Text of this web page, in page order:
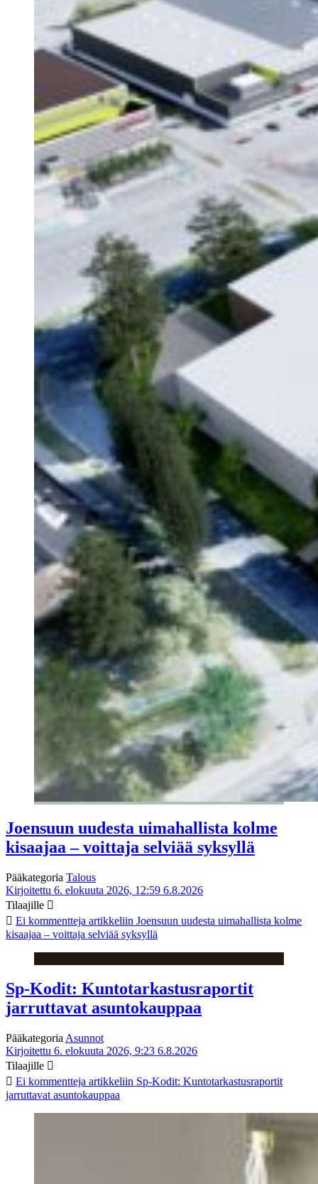
Joensuun uudesta uimahallista kolme
kisaajaa – voittaja selviää syksyllä
Pääkategoria Talous
Kirjoitettu 6. elokuuta 2026, 12:59 6.8.2026
Tilaajille
Ei kommentteja artikkeliin Joensuun uudesta uimahallista kolme
kisaajaa – voittaja selviää syksyllä
Sp-Kodit: Kuntotarkastusraportit
jarruttavat asuntokauppaa
Pääkategoria Asunnot
Kirjoitettu 6. elokuuta 2026, 9:23 6.8.2026
Tilaajille
Ei kommentteja artikkeliin Sp-Kodit: Kuntotarkastusraportit
jarruttavat asuntokauppaa